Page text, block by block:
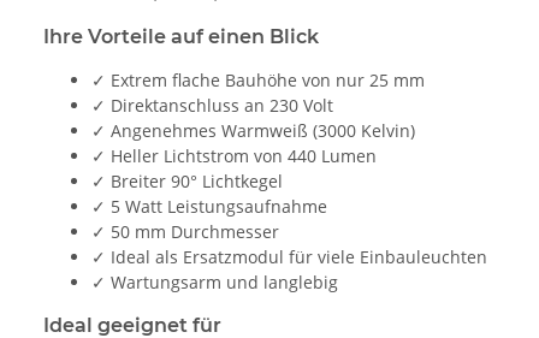
Ihre Vorteile auf einen Blick
✓ Extrem flache Bauhöhe von nur 25 mm
✓ Direktanschluss an 230 Volt
✓ Angenehmes Warmweiß (3000 Kelvin)
✓ Heller Lichtstrom von 440 Lumen
✓ Breiter 90° Lichtkegel
✓ 5 Watt Leistungsaufnahme
✓ 50 mm Durchmesser
✓ Ideal als Ersatzmodul für viele Einbauleuchten
✓ Wartungsarm und langlebig
Ideal geeignet für